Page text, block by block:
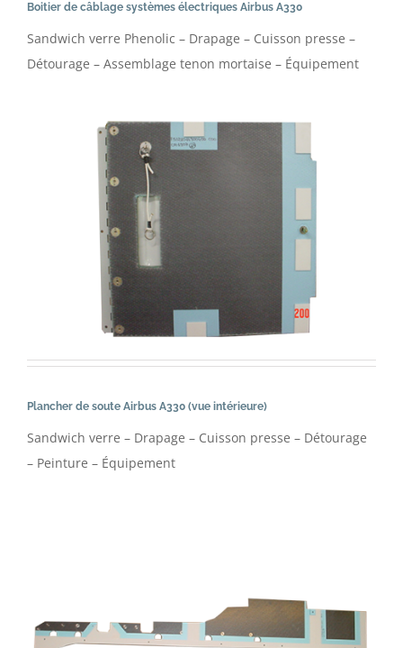
Boitier de câblage systèmes électriques Airbus A330
Sandwich verre Phenolic – Drapage – Cuisson presse –
Détourage – Assemblage tenon mortaise – Équipement
Plancher de soute Airbus A330 (vue intérieure)
Sandwich verre – Drapage – Cuisson presse – Détourage
– Peinture – Équipement